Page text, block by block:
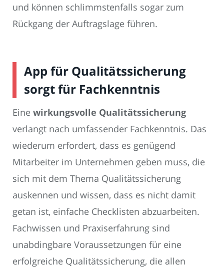
und können schlimmstenfalls sogar zum
Rückgang der Auftragslage führen.
App für Qualitätssicherung
sorgt für Fachkenntnis
Eine wirkungsvolle Qualitätssicherung
verlangt nach umfassender Fachkenntnis. Das
wiederum erfordert, dass es genügend
Mitarbeiter im Unternehmen geben muss, die
sich mit dem Thema Qualitätssicherung
auskennen und wissen, dass es nicht damit
getan ist, einfache Checklisten abzuarbeiten.
Fachwissen und Praxiserfahrung sind
unabdingbare Voraussetzungen für eine
erfolgreiche Qualitätssicherung, die allen